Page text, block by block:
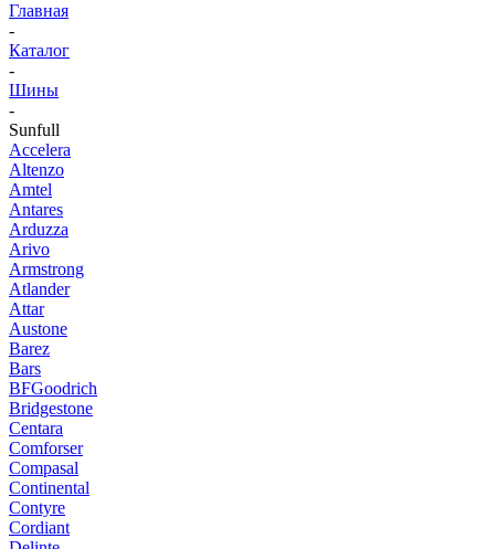
Главная
-
Каталог
-
Шины
-
Sunfull
Accelera
Altenzo
Amtel
Antares
Arduzza
Arivo
Armstrong
Atlander
Attar
Austone
Barez
Bars
BFGoodrich
Bridgestone
Centara
Comforser
Compasal
Continental
Contyre
Cordiant